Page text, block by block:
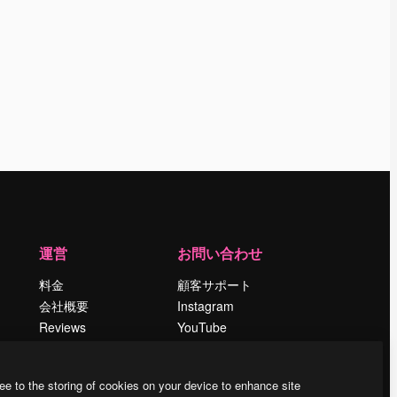
運営
料金
会社概要
Reviews
ブログ
お問い合わせ
顧客サポート
Instagram
YouTube
Discord
to the storing of cookies on your device to enhance site